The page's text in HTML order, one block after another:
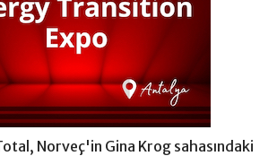
Norveç'in Gina Krog sahasındaki